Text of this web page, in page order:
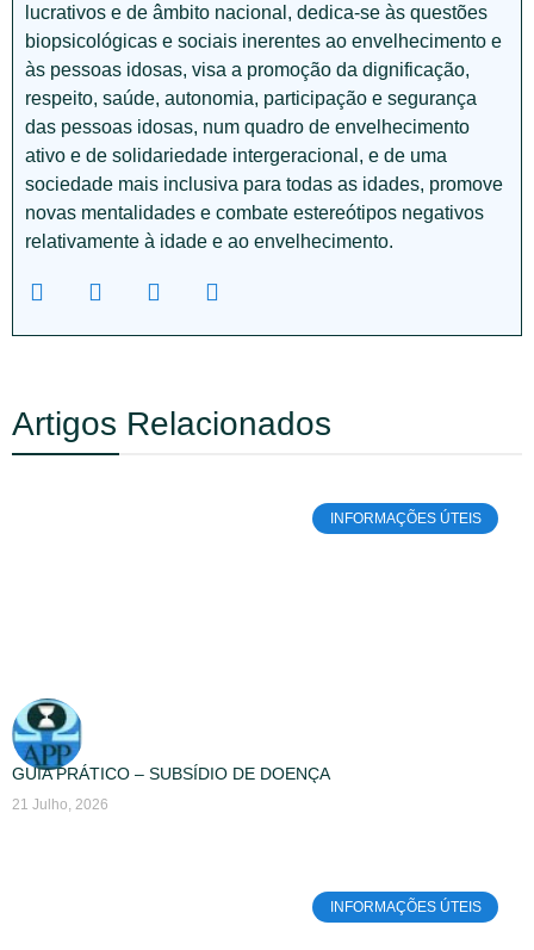
lucrativos e de âmbito nacional, dedica-se às questões
biopsicológicas e sociais inerentes ao envelhecimento e
às pessoas idosas, visa a promoção da dignificação,
respeito, saúde, autonomia, participação e segurança
das pessoas idosas, num quadro de envelhecimento
ativo e de solidariedade intergeracional, e de uma
sociedade mais inclusiva para todas as idades, promove
novas mentalidades e combate estereótipos negativos
relativamente à idade e ao envelhecimento.
Artigos Relacionados
INFORMAÇÕES ÚTEIS
GUIA PRÁTICO – SUBSÍDIO DE DOENÇA
21 Julho, 2026
INFORMAÇÕES ÚTEIS